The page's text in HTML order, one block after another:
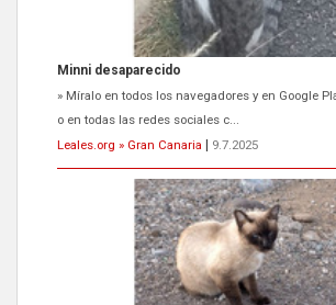
Siami Perdida
Se llama Siami,es hembra de 4 años,esterilizada
oreja,cariñosa,mimosa pero miedosa,e...
Leales.org » Gran Canaria
9.7.2025